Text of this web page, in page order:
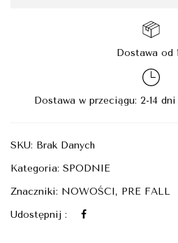
Dostawa od
Dostawa w przeciągu: 2-14
SKU: Brak Danych
Kategoria: SPODNIE
Znaczniki: NOWOŚCI, PRE FALL
Udostępnij :